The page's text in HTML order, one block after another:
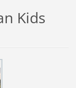
Kids